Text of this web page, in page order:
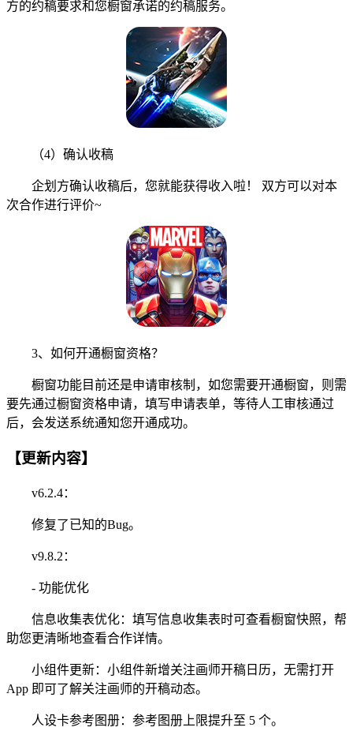
方的约稿要求和您橱窗承诺的约稿服务。
（4）确认收稿
企划方确认收稿后，您就能获得收入啦！ 双方可以对本
次合作进行评价~
3、如何开通橱窗资格？
橱窗功能目前还是申请审核制，如您需要开通橱窗，则需
要先通过橱窗资格申请，填写申请表单，等待人工审核通过
后，会发送系统通知您开通成功。
【更新内容】
v6.2.4：
修复了已知的Bug。
v9.8.2：
- 功能优化
信息收集表优化：填写信息收集表时可查看橱窗快照，帮
助您更清晰地查看合作详情。
小组件更新：小组件新增关注画师开稿日历，无需打开
App 即可了解关注画师的开稿动态。
人设卡参考图册：参考图册上限提升至 5 个。